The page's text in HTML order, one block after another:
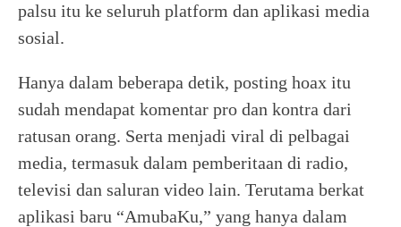
palsu itu ke seluruh platform dan aplikasi media
sosial.
Hanya dalam beberapa detik, posting hoax itu
sudah mendapat komentar pro dan kontra dari
ratusan orang. Serta menjadi viral di pelbagai
media, termasuk dalam pemberitaan di radio,
televisi dan saluran video lain. Terutama berkat
aplikasi baru “AmubaKu,” yang hanya dalam